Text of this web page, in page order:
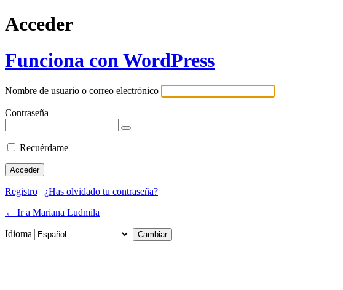
Acceder
Funciona con WordPress
Nombre de usuario o correo electrónico
Contraseña
Recuérdame
Registro | ¿Has olvidado tu contraseña?
← Ir a Mariana Ludmila
Idioma